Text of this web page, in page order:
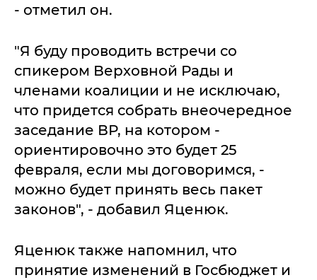
- отметил он.
"Я буду проводить встречи со
спикером Верховной Рады и
членами коалиции и не исключаю,
что придется собрать внеочередное
заседание ВР, на котором -
ориентировочно это будет 25
февраля, если мы договоримся, -
можно будет принять весь пакет
законов", - добавил Яценюк.
Яценюк также напомнил, что
принятие изменений в Госбюджет и